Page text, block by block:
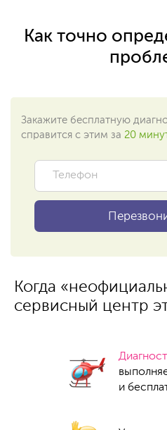
Как точно
Закажите бесплатную
справится с этим за 20
Когда
сервисный центр
и